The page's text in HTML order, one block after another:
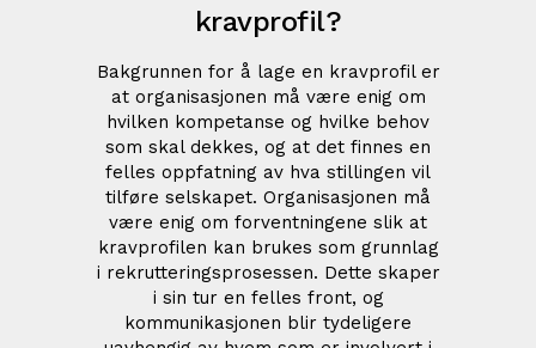
kravprofil?
Bakgrunnen for å lage en kravprofil er
at organisasjonen må være enig om
hvilken kompetanse og hvilke behov
som skal dekkes, og at det finnes en
felles oppfatning av hva stillingen vil
tilføre selskapet. Organisasjonen må
være enig om forventningene slik at
kravprofilen kan brukes som grunnlag
i rekrutteringsprosessen. Dette skaper
i sin tur en felles front, og
kommunikasjonen blir tydeligere